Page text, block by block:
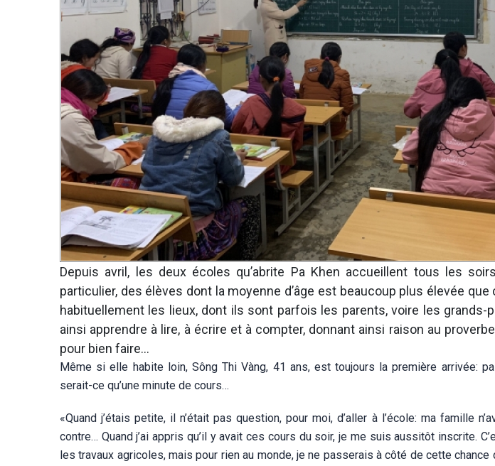
Depuis avril, les deux écoles qu’abrite Pa Khen accueillent tous les
particulier, des élèves dont la moyenne d’âge est beaucoup plus élevée
habituellement les lieux, dont ils sont parfois les parents, voire les grands-
ainsi apprendre à lire, à écrire et à compter, donnant ainsi raison au
pour bien faire…
Même si elle habite loin, Sông Thi Vàng, 41 ans, est toujours la première arrivée:
serait-ce qu’une minute de cours…
«Quand j’étais petite, il n’était pas question, pour moi, d’aller à l’école: ma famille
contre… Quand j’ai appris qu’il y avait ces cours du soir, je me suis aussitôt inscrite.
les travaux agricoles, mais pour rien au monde, je ne passerais à côté de cette chance